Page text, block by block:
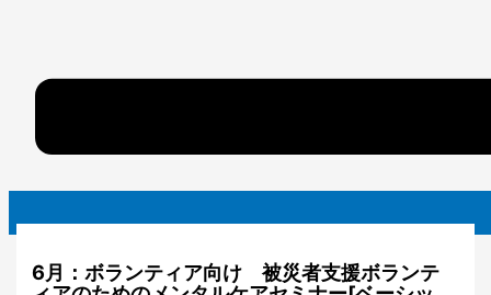
6月：ボランティア向け 被災者支援ボランテ